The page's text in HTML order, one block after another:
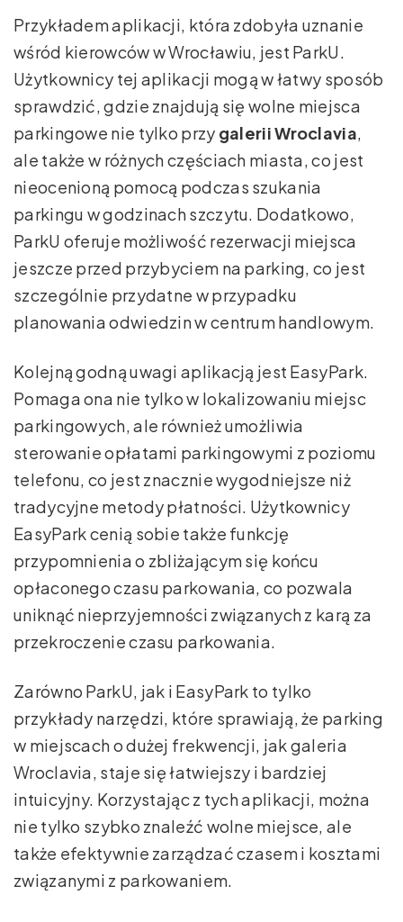
Przykładem aplikacji, która zdobyła uznanie
wśród kierowców w Wrocławiu, jest ParkU.
Użytkownicy tej aplikacji mogą w łatwy sposób
sprawdzić, gdzie znajdują się wolne miejsca
parkingowe nie tylko przy galerii Wroclavia,
ale także w różnych częściach miasta, co jest
nieocenioną pomocą podczas szukania
parkingu w godzinach szczytu. Dodatkowo,
ParkU oferuje możliwość rezerwacji miejsca
jeszcze przed przybyciem na parking, co jest
szczególnie przydatne w przypadku
planowania odwiedzin w centrum handlowym.
Kolejną godną uwagi aplikacją jest EasyPark.
Pomaga ona nie tylko w lokalizowaniu miejsc
parkingowych, ale również umożliwia
sterowanie opłatami parkingowymi z poziomu
telefonu, co jest znacznie wygodniejsze niż
tradycyjne metody płatności. Użytkownicy
EasyPark cenią sobie także funkcję
przypomnienia o zbliżającym się końcu
opłaconego czasu parkowania, co pozwala
uniknąć nieprzyjemności związanych z karą za
przekroczenie czasu parkowania.
Zarówno ParkU, jak i EasyPark to tylko
przykłady narzędzi, które sprawiają, że parking
w miejscach o dużej frekwencji, jak galeria
Wroclavia, staje się łatwiejszy i bardziej
intuicyjny. Korzystając z tych aplikacji, można
nie tylko szybko znaleźć wolne miejsce, ale
także efektywnie zarządzać czasem i kosztami
związanymi z parkowaniem.